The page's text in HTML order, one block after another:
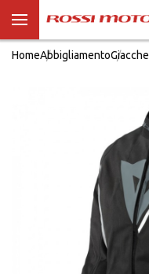
HomeAbbigliamentoGiacche